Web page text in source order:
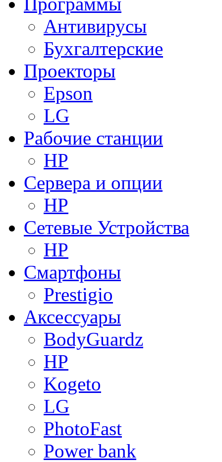
Антивирусы
Бухгалтерские
Проекторы
Epson
LG
Рабочие станции
HP
Сервера и опции
HP
Сетевые Устройства
HP
Смартфоны
Prestigio
Аксессуары
BodyGuardz
HP
Kogeto
LG
PhotoFast
Power bank